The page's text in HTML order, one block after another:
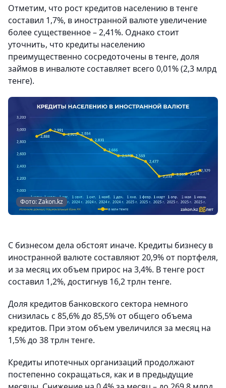
Отметим, что рост кредитов населению в тенге
составил 1,7%, в иностранной валюте увеличение
более существенное – 2,41%. Однако стоит
уточнить, что кредиты населению
преимущественно сосредоточены в тенге, доля
займов в инвалюте составляет всего 0,01% (2,3 млрд
тенге).
Фото: Zakon.kz
С бизнесом дела обстоят иначе. Кредиты бизнесу в
иностранной валюте составляют 20,9% от портфеля,
и за месяц их объем прирос на 3,4%. В тенге рост
составил 1,2%, достигнув 16,2 трлн тенге.
Доля кредитов банковского сектора немного
снизилась с 85,6% до 85,5% от общего объема
кредитов. При этом объем увеличился за месяц на
1,5% до 38 трлн тенге.
Кредиты ипотечных организаций продолжают
постепенно сокращаться, как и в предыдущие